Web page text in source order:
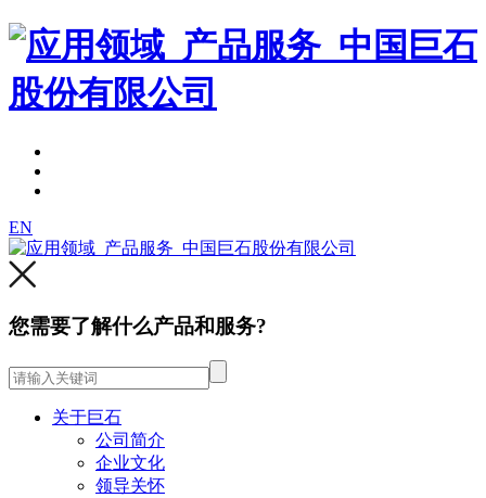
EN
您需要了解什么产品和服务?
关于巨石
公司简介
企业文化
领导关怀